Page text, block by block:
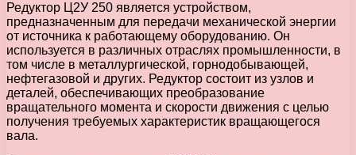
Редуктор Ц2У 250 является устройством,
предназначенным для передачи механической энергии
от источника к работающему оборудованию. Он
используется в различных отраслях промышленности, в
том числе в металлургической, горнодобывающей,
нефтегазовой и других. Редуктор состоит из узлов и
деталей, обеспечивающих преобразование
вращательного момента и скорости движения с целью
получения требуемых характеристик вращающегося
вала.